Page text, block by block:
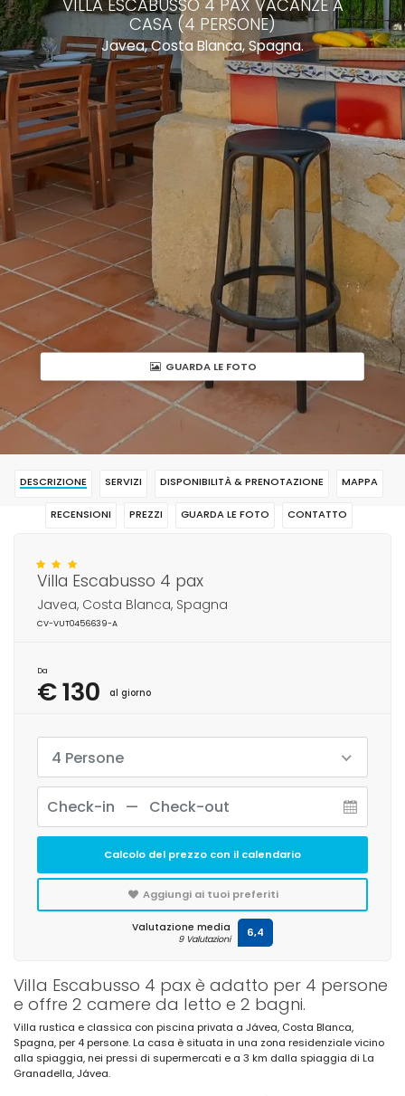
VILLA ESCABUSSO 4 PAX VACANZE A
CASA (4 PERSONE)
Javea, Costa Blanca, Spagna.
GUARDA LE FOTO
DESCRIZIONE SERVIZI DISPONIBILITÀ & PRENOTAZIONE MAPPA
RECENSIONI PREZZI GUARDA LE FOTO CONTATTO
Villa Escabusso 4 pax è adatto per 4 persone
e offre 2 camere da letto e 2 bagni.
Villa rustica e classica con piscina privata a Jávea, Costa Blanca,
Spagna, per 4 persone. La casa è situata in una zona residenziale vicino
alla spiaggia, nei pressi di supermercati e a 3 km dalla spiaggia di La
Granadella, Jávea.
Villa Escabusso 4 pax
Javea, Costa Blanca, Spagna
CV-VUT0456639-A
Da
€ 130 al giorno
4 Persone
Calcolo del prezzo con il calendario
Aggiungi ai tuoi preferiti
Valutazione media
9 Valutazioni 6,4